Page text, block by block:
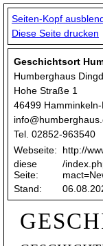
Seiten-Kopf
Diese Seite drucken
Geschichtsort
Humberghaus
Hohe Straße 1
46499
Tel. 02852-963540
Webseite:
http://
diese
Seite:
/
Stand: